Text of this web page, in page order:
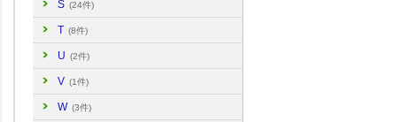
S (24件)
T (8件)
U (2件)
V (1件)
W (3件)